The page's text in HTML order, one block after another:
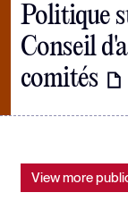
Politique
Conseil
comités
View more